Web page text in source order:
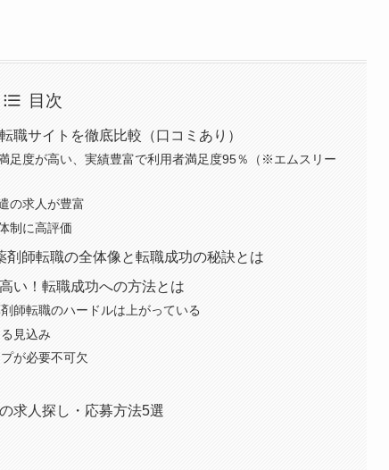
目次
職サイトを徹底比較（口コミあり）
足度が高い、実績豊富で利用者満足度95％（※エムスリー
の求人が豊富
制に高評価
剤師転職の全体像と転職成功の秘訣とは
い！転職成功への方法とは
師転職のハードルは上がっている
見込み
が必要不可欠
求人探し・応募方法5選